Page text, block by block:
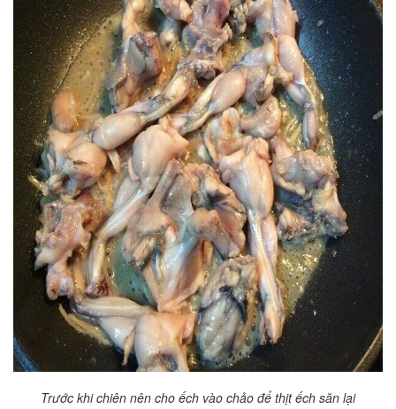
Trước khi chiên nên cho ếch vào chảo để thịt ếch săn lại